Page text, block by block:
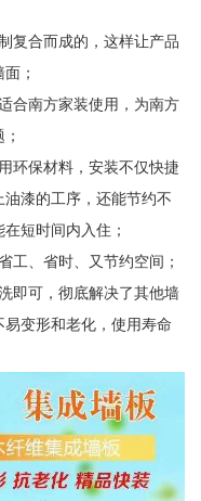
复合而成的，这样让产品
；
合南方家装使用，为南方
环保材料，安装不仅快捷
漆的工序，还能节约不
短时间内入住；
工、省时、又节约空间；
即可，彻底解决了其他墙
变形和老化，使用寿命